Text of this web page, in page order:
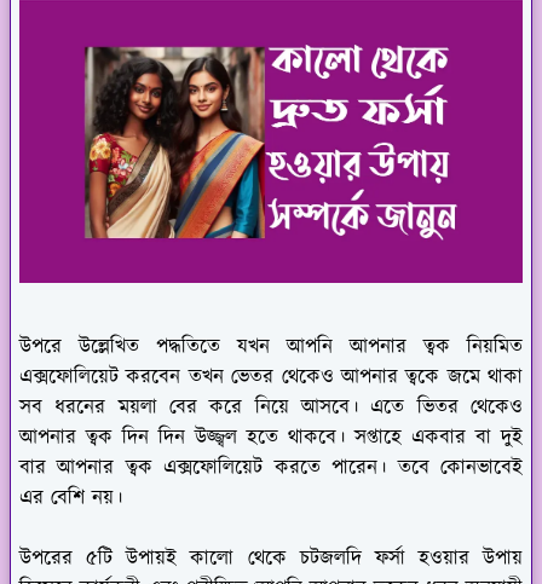
উপরে উল্লেখিত পদ্ধতিতে যখন আপনি আপনার ত্বক নিয়মিত
এক্সফোলিয়েট করবেন তখন ভেতর থেকেও আপনার ত্বকে জমে থাকা
সব ধরনের ময়লা বের করে নিয়ে আসবে। এতে ভিতর থেকেও
আপনার ত্বক দিন দিন উজ্জ্বল হতে থাকবে। সপ্তাহে একবার বা দুই
বার আপনার ত্বক এক্সফোলিয়েট করতে পারেন। তবে কোনভাবেই
এর বেশি নয়।
উপরের ৫টি উপায়ই কালো থেকে চটজলদি ফর্সা হওয়ার উপায়